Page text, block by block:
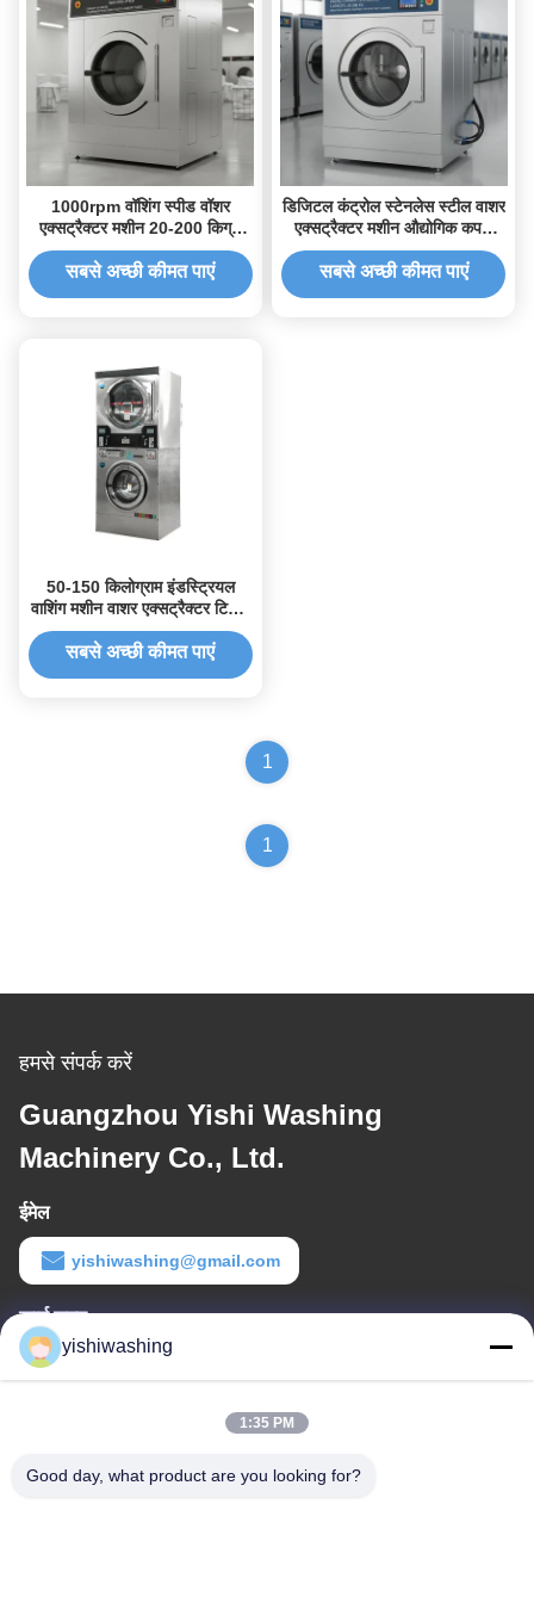
1000rpm वॉशिंग स्पीड वॉशर
एक्सट्रैक्टर मशीन 20-200 किग्रा
क्षमता और हेवी ड्यूटी लॉन्ड्री के लिए
स्टेनलेस स्टील ड्रम के साथ
सबसे अच्छी कीमत पाएं
डिजिटल कंट्रोल स्टेनलेस स्टील वाशर
एक्सट्रैक्टर मशीन औद्योगिक कपड़े
धोने के लिए 1000rpm धोने की गति
के साथ
सबसे अच्छी कीमत पाएं
50-150 किलोग्राम इंडस्ट्रियल
वाशिंग मशीन वाशर एक्सट्रैक्टर टिटिंग
होटल लिनन कमर्शियल वाशिंग मशीन
सबसे अच्छी कीमत पाएं
1
1
हमसे संपर्क करें
Guangzhou Yishi Washing
Machinery Co., Ltd.
ईमेल
yishiwashing@gmail.com
कार्य समय
9:00-18:00
नहीं।19, ल्वकुन रोड, नान्शा जिला, गुआंगज़ौ, चीन
yishiwashing
1:35 PM
Good day, what product are you looking for?